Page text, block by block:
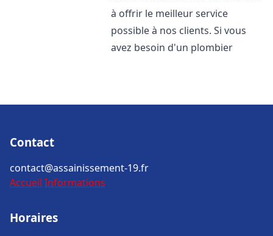
à offrir le meilleur service
possible à nos clients. Si vous
avez besoin d'un plombier
Contact
contact@assainissement-19.fr
Accueil Informations
Horaires